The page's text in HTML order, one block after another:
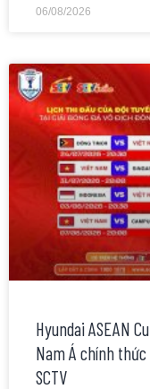
06/08/2026
Hyundai ASEAN
Nam Á chính
SCTV